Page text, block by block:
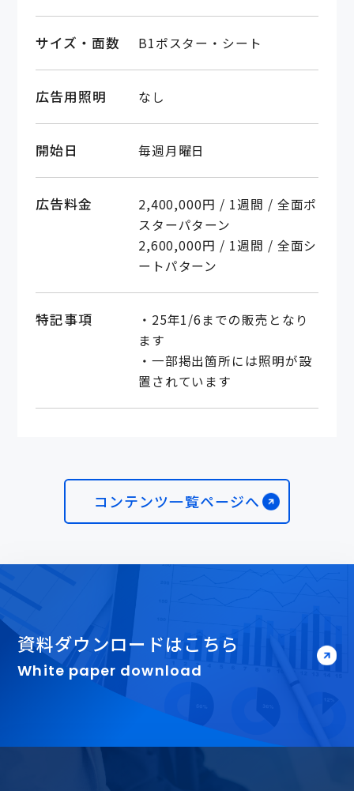
サイズ・面数 B1ポスター・シート
広告用照明 なし
開始日 毎週月曜日
広告料金
2,400,000円 / 1週間 / 全面ポ
スターパターン
2,600,000円 / 1週間 / 全面シ
ートパターン
特記事項
・25年1/6までの販売となり
ます
・一部掲出箇所には照明が設
置されています
コンテンツ一覧ページへ
資料ダウンロードはこちら
White paper download